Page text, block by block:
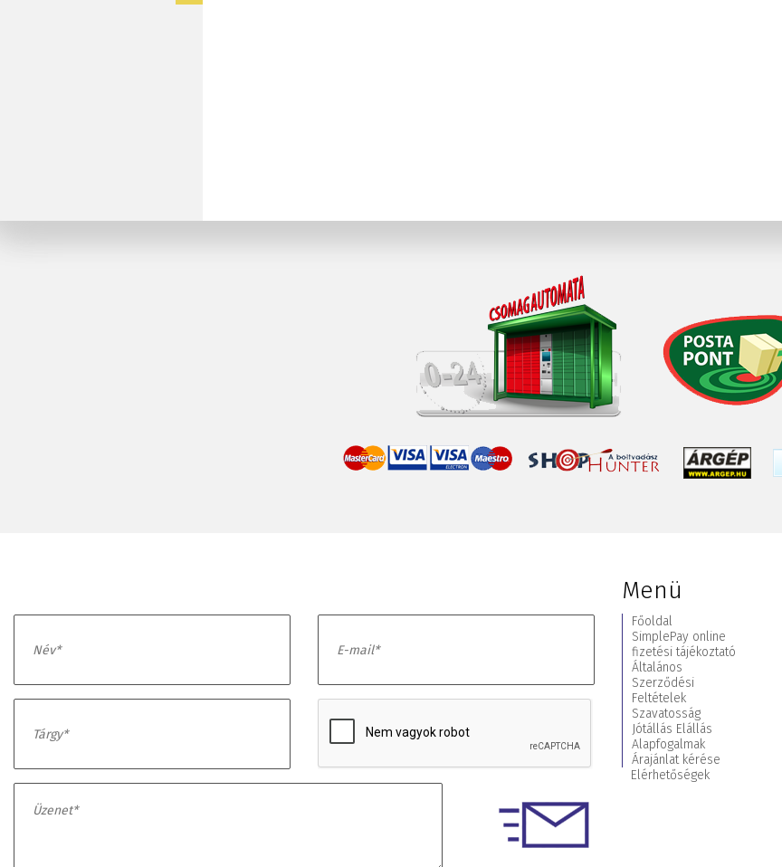
Menü
Főoldal
SimplePay online
fizetési tájékoztató
Általános
Szerződési
Feltételek
Szavatosság
Jótállás Elállás
Alapfogalmak
Árajánlat kérése
Elérhetőségek